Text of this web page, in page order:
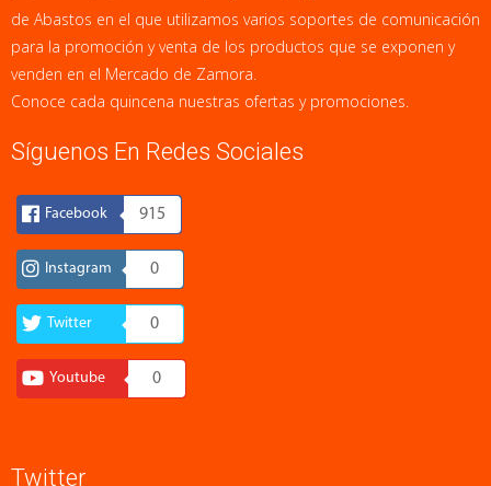
de Abastos en el que utilizamos varios soportes de comunicación
para la promoción y venta de los productos que se exponen y
venden en el Mercado de Zamora.
Conoce cada quincena nuestras ofertas y promociones.
Síguenos En Redes Sociales
Facebook 915
Instagram 0
Twitter 0
Youtube 0
Twitter